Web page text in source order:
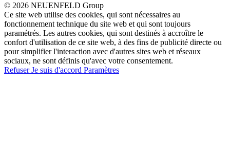
© 2026 NEUENFELD Group
Ce site web utilise des cookies, qui sont nécessaires au
fonctionnement technique du site web et qui sont toujours
paramétrés. Les autres cookies, qui sont destinés à accroître le
confort d'utilisation de ce site web, à des fins de publicité directe ou
pour simplifier l'interaction avec d'autres sites web et réseaux
sociaux, ne sont définis qu'avec votre consentement.
RefuserJe suis d'accord Paramètres